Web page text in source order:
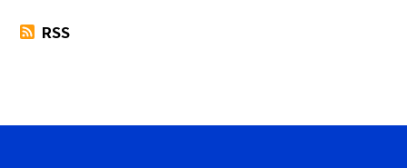
RSS